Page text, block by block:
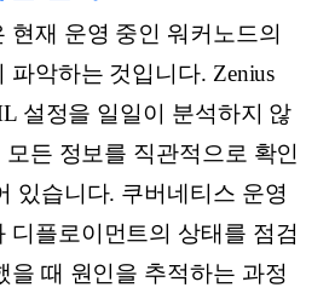
현재 운영 중인 워커노드의
파악하는 것입니다. Zenius
설정을 일일이 분석하지 않
든 정보를 직관적으로 확인
있습니다. 쿠버네티스 운영
디플로이먼트의 상태를 점검
을 때 원인을 추적하는 과정